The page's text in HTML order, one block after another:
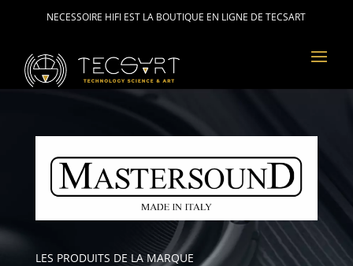
NECESSOIRE HIFI EST LA BOUTIQUE EN LIGNE DE TECSART
LES PRODUITS DE LA MARQUE